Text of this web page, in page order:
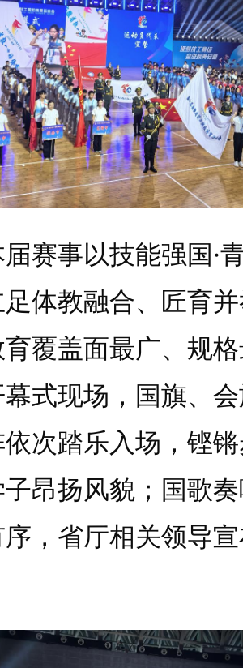
事以技能强国·
体教融合、匠育
覆盖面最广、规
式现场，国旗、
次踏乐入场，铿
昂扬风貌；国歌
序，省厅相关领导